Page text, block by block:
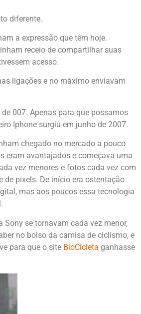
diferente.
a expressão que têm hoje.
receio de compartilhar suas
acesso.
ligações e no máximo enviavam
007. Apenas para que possamos
Iphone surgiu em junho de 2007.
chegado no mercado a pouco
eram avantajados e começava uma
vez menores e fotos cada vez com
de pixels. De início era ostentação
mas aos poucos essa tecnologia
Sony se tornavam cada vez menor,
no bolso da camisa de ciclismo, e
para que o site BioCicleta ganhasse